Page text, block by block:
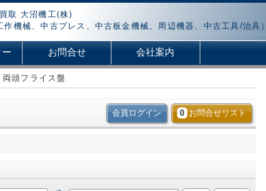
取 大沼機工(株)
作機械、中古プレス、中古板金機械、周辺機器、中古工具/治具）
お問合せ 会社案内
両頭フライス盤
0 お問合せリスト
会員ログイン